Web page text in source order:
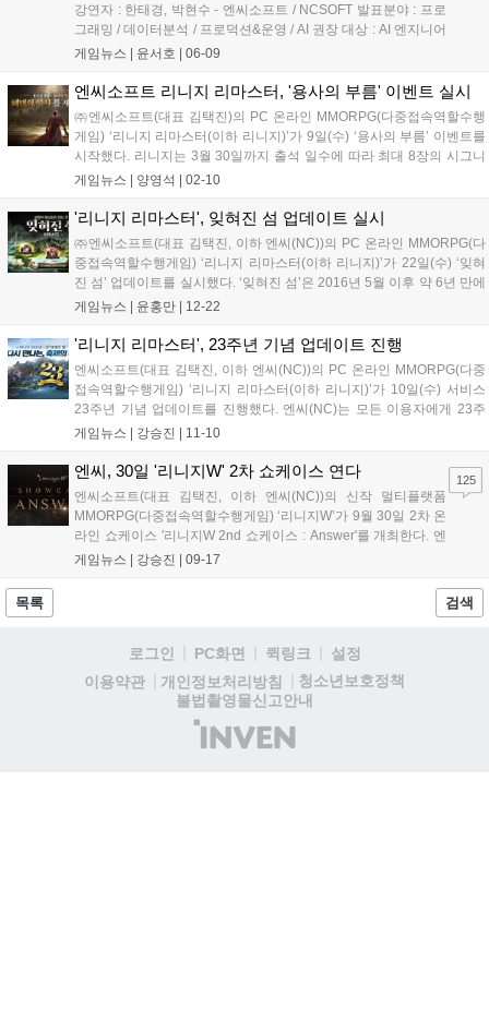
강연자 : 한태경, 박현수 - 엔씨소프트 / NCSOFT 발표분야 : 프로
그래밍 / 데이터분석 / 프로덕션&운영 / AI 권장 대상 : AI 엔지니어
난이도 : 기본적인 사전지식 필요 [강연 주제] 최근 몇년 동안
습...
게임뉴스 | 윤서호 06-09
엔씨소프트 리니지 리마스터, '용사의 부름' 이벤트 실시
㈜엔씨소프트(대표 김택진)의 PC 온라인 MMORPG(다중접속역할수행
게임) ‘리니지 리마스터(이하 리니지)’가 9일(수) ‘용사의 부름’ 이벤트를
시작했다. 리니지는 3월 30일까지 출석 일수에 따라 최대 8장의 시그니
처 쿠폰을 선물한다. 사용 시 2021년 7월 27일부터 올해 1월 26일까지
게임뉴스 | 양영석 02-10
'리니지 리마스터', 잊혀진 섬 업데이트 실시
㈜엔씨소프트(대표 김택진, 이하 엔씨(NC))의 PC 온라인 MMORPG(다
중접속역할수행게임) ‘리니지 리마스터(이하 리니지)’가 22일(수) ‘잊혀
진 섬’ 업데이트를 실시했다. ‘잊혀진 섬’은 2016년 5월 이후 약 6년 만에
선보이는 리니지의 시그니처 콘텐츠다. ‘전설 무기 제작을 위한 제작서’,
게임뉴스 | 윤홍만 12-22
'리니지 리마스터', 23주년 기념 업데이트 진행
엔씨소프트(대표 김택진, 이하 엔씨(NC))의 PC 온라인 MMORPG(다중
접속역할수행게임) ‘리니지 리마스터(이하 리니지)’가 10일(수) 서비스
23주년 기념 업데이트를 진행했다. 엔씨(NC)는 모든 이용자에게 23주
년 전투의 배지, 23주년 기념 반지, 23주년 기념 큐브로 구성된 스페셜
게임뉴스 | 강승진 11-10
엔씨, 30일 '리니지W' 2차 쇼케이스 연다
엔씨소프트(대표 김택진, 이하 엔씨(NC))의 신작 멀티플랫폼
MMORPG(다중접속역할수행게임) ‘리니지W’가 9월 30일 2차 온
라인 쇼케이스 '리니지W 2nd 쇼케이스 : Answer'를 개최한다. 엔
씨(NC)는 리니지W 출시 전 이용자들의 궁금증을 해소하고 게임
게임뉴스 | 강승진 09-17
125
목록 검색
로그인 PC화면 퀵링크
설정
이용약관
개인정보처리방침
청소년보호정책
불법촬영물신고안내
(주)
인